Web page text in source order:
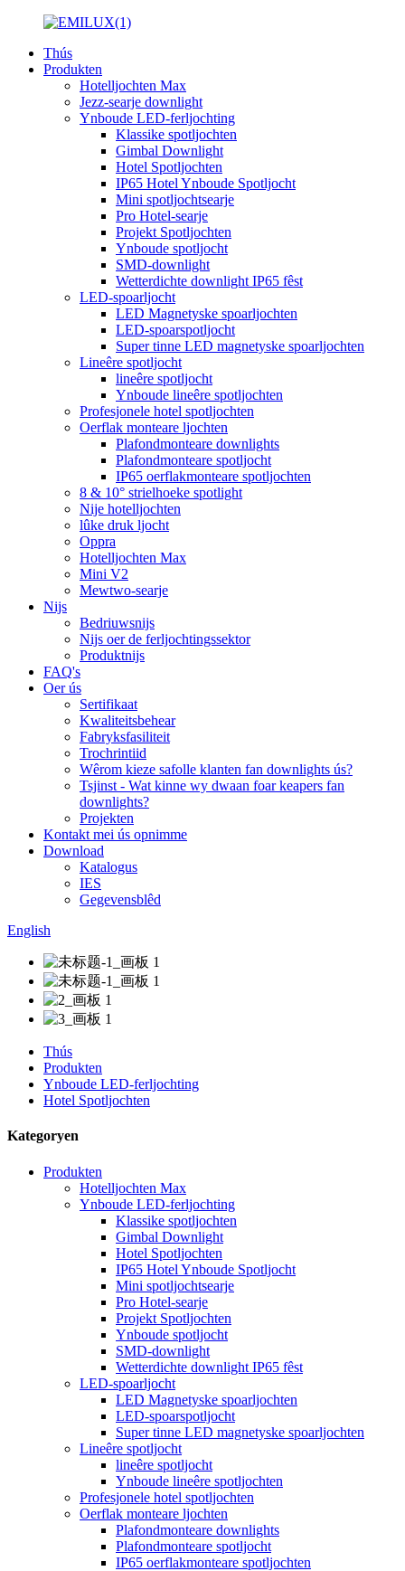
Thús
Produkten
Hotelljochten Max
Jezz-searje downlight
Ynboude LED-ferljochting
Klassike spotljochten
Gimbal Downlight
Hotel Spotljochten
IP65 Hotel Ynboude Spotljocht
Mini spotljochtsearje
Pro Hotel-searje
Projekt Spotljochten
Ynboude spotljocht
SMD-downlight
Wetterdichte downlight IP65 fêst
LED-spoarljocht
LED Magnetyske spoarljochten
LED-spoarspotljocht
Super tinne LED magnetyske spoarljochten
Lineêre spotljocht
lineêre spotljocht
Ynboude lineêre spotljochten
Profesjonele hotel spotljochten
Oerflak monteare ljochten
Plafondmonteare downlights
Plafondmonteare spotljocht
IP65 oerflakmonteare spotljochten
8 & 10° strielhoeke spotlight
Nije hotelljochten
lûke druk ljocht
Oppra
Hotelljochten Max
Mini V2
Mewtwo-searje
Nijs
Bedriuwsnijs
Nijs oer de ferljochtingssektor
Produktnijs
FAQ's
Oer ús
Sertifikaat
Kwaliteitsbehear
Fabryksfasiliteit
Trochrintiid
Wêrom kieze safolle klanten fan downlights ús?
Tsjinst - Wat kinne wy ​​dwaan foar keapers fan
downlights?
Projekten
Kontakt mei ús opnimme
Download
Katalogus
IES
Gegevensblêd
English
Thús
Produkten
Ynboude LED-ferljochting
Hotel Spotljochten
Kategoryen
Produkten
Hotelljochten Max
Ynboude LED-ferljochting
Klassike spotljochten
Gimbal Downlight
Hotel Spotljochten
IP65 Hotel Ynboude Spotljocht
Mini spotljochtsearje
Pro Hotel-searje
Projekt Spotljochten
Ynboude spotljocht
SMD-downlight
Wetterdichte downlight IP65 fêst
LED-spoarljocht
LED Magnetyske spoarljochten
LED-spoarspotljocht
Super tinne LED magnetyske spoarljochten
Lineêre spotljocht
lineêre spotljocht
Ynboude lineêre spotljochten
Profesjonele hotel spotljochten
Oerflak monteare ljochten
Plafondmonteare downlights
Plafondmonteare spotljocht
IP65 oerflakmonteare spotljochten